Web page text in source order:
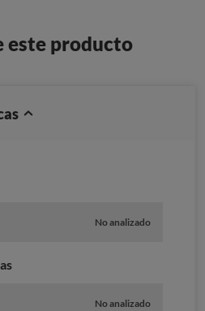
este producto
No analizado
No analizado